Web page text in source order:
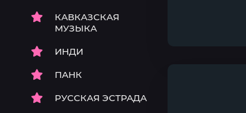
КАВКАЗСКАЯ
МУЗЫКА
ИНДИ
ПАНК
РУССКАЯ ЭСТРАДА